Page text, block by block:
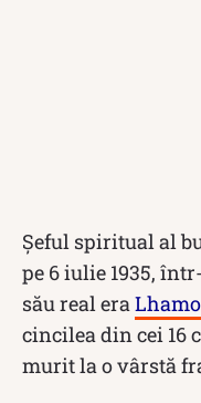
Șeful spiritual al
pe 6 iulie 1935,
său real era
cincilea din cei 16
murit la o vârstă